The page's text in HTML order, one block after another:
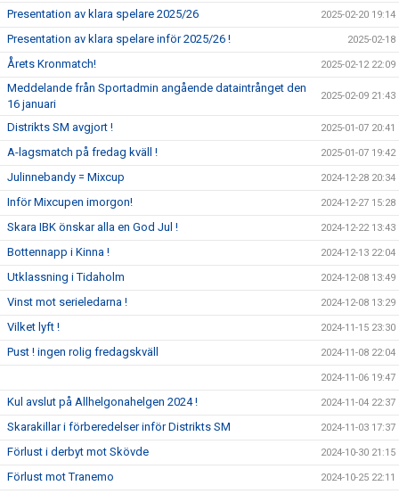
Presentation av klara spelare 2025/26 2025-02-20 19:14
Presentation av klara spelare inför 2025/26 ! 2025-02-18
Årets Kronmatch! 2025-02-12 22:09
Meddelande från Sportadmin angående dataintrånget den
16 januari
2025-02-09 21:43
Distrikts SM avgjort ! 2025-01-07 20:41
A-lagsmatch på fredag kväll ! 2025-01-07 19:42
Julinnebandy = Mixcup 2024-12-28 20:34
Inför Mixcupen imorgon! 2024-12-27 15:28
Skara IBK önskar alla en God Jul ! 2024-12-22 13:43
Bottennapp i Kinna ! 2024-12-13 22:04
Utklassning i Tidaholm 2024-12-08 13:49
Vinst mot serieledarna ! 2024-12-08 13:29
Vilket lyft ! 2024-11-15 23:30
Pust ! ingen rolig fredagskväll 2024-11-08 22:04
2024-11-06 19:47
Kul avslut på Allhelgonahelgen 2024 ! 2024-11-04 22:37
Skarakillar i förberedelser inför Distrikts SM 2024-11-03 17:37
Förlust i derbyt mot Skövde 2024-10-30 21:15
Förlust mot Tranemo 2024-10-25 22:11